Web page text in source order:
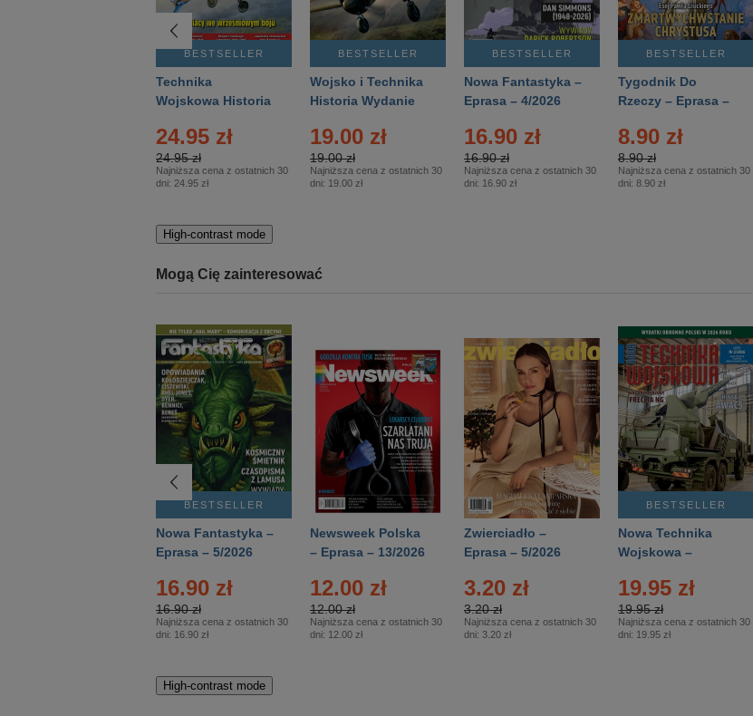
BESTSELLER
Technika
Wojskowa Historia
24.95 zł
24.95 zł
Najniższa cena z ostatnich 30
dni: 24.95 zł
BESTSELLER
Wojsko i Technika
Historia Wydanie
– 2/2026
19.00 zł
19.00 zł
Najniższa cena z ostatnich 30
dni: 19.00 zł
BESTSELLER
Nowa Fantastyka –
Eprasa – 4/2026
16.90 zł
16.90 zł
Najniższa cena z ostatnich 30
dni: 16.90 zł
BESTSELLER
Tygodnik Do
Rzeczy – Eprasa –
8.90 zł
8.90 zł
Najniższa cena z ostatnich 30
dni: 8.90 zł
High-contrast mode
Mogą Cię zainteresować
BESTSELLER
Nowa Fantastyka –
Eprasa – 5/2026
16.90 zł
16.90 zł
Najniższa cena z ostatnich 30
dni: 16.90 zł
Newsweek Polska
– Eprasa – 13/2026
12.00 zł
12.00 zł
Najniższa cena z ostatnich 30
dni: 12.00 zł
Zwierciadło –
Eprasa – 5/2026
3.20 zł
3.20 zł
Najniższa cena z ostatnich 30
dni: 3.20 zł
BESTSELLER
Nowa Technika
Wojskowa –
19.95 zł
19.95 zł
Najniższa cena z ostatnich 30
dni: 19.95 zł
High-contrast mode